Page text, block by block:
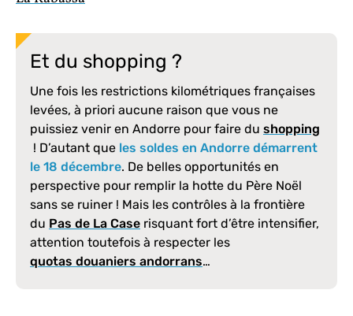
Et du shopping ?
Une fois les restrictions kilométriques françaises
levées, à priori aucune raison que vous ne
puissiez venir en Andorre pour faire du shopping
! D’autant que les soldes en Andorre démarrent
le 18 décembre. De belles opportunités en
perspective pour remplir la hotte du Père Noël
sans se ruiner ! Mais les contrôles à la frontière
du Pas de La Case risquant fort d’être intensifier,
attention toutefois à respecter les
quotas douaniers andorrans…